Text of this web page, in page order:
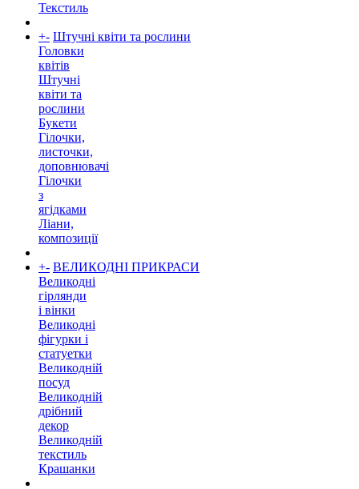
Текстиль
+- Штучні квіти та рослини
Головки
квітів
Штучні
квіти та
рослини
Букети
Гілочки,
листочки,
доповнювачі
Гілочки
з
ягідками
Ліани,
композиції
+- ВЕЛИКОДНІ ПРИКРАСИ
Великодні
гірлянди
і вінки
Великодні
фігурки і
статуетки
Великодній
посуд
Великодній
дрібний
декор
Великодній
текстиль
Крашанки